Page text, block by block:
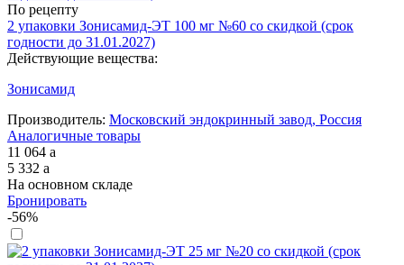
По рецепту
2 упаковки Зонисамид-ЭТ 100 мг №60 со скидкой (срок
годности до 31.01.2027)
Действующие вещества:
Зонисамид
Производитель: Московский эндокринный завод, Россия
Аналогичные товары
11 064 a
5 332 a
На основном складе
Бронировать
-56%